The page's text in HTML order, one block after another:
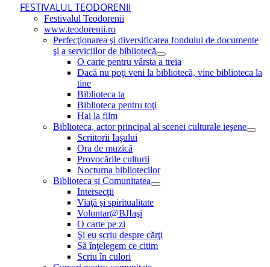
FESTIVALUL TEODORENII
Festivalul Teodorenii
www.teodorenii.ro
Perfecţionarea şi diversificarea fondului de documente
şi a serviciilor de bibliotecă
O carte pentru vârsta a treia
Dacă nu poţi veni la bibliotecă, vine biblioteca la
tine
Biblioteca ta
Biblioteca pentru toţi
Hai la film
Biblioteca, actor principal al scenei culturale ieşene
Scriitorii Iaşului
Ora de muzică
Provocările culturii
Nocturna bibliotecilor
Biblioteca și Comunitatea
Intersecţii
Viaţă şi spiritualitate
Voluntar@BJIaşi
O carte pe zi
Şi eu scriu despre cărţi
Să înţelegem ce citim
Scriu în culori